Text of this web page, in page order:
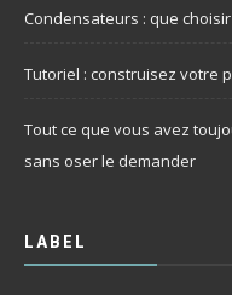
Condensateurs : que choisir
Tutoriel : construisez votre
Tout ce que vous avez
sans oser le demander
LABEL